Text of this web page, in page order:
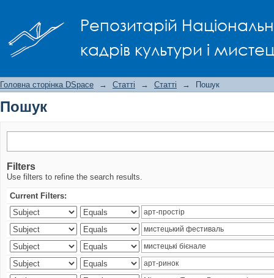
Репозитарій
кадрів культури і
Головна сторінка DSpace → Статті → Статті → Пошук
Пошук
Filters
Use filters to refine the search results.
Current Filters: